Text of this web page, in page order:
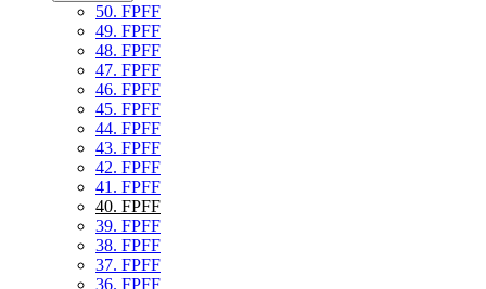
50. FPFF
49. FPFF
48. FPFF
47. FPFF
46. FPFF
45. FPFF
44. FPFF
43. FPFF
42. FPFF
41. FPFF
40. FPFF
39. FPFF
38. FPFF
37. FPFF
36. FPFF